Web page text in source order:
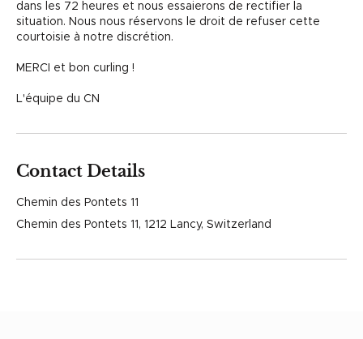
dans les 72 heures et nous essaierons de rectifier la
situation. Nous nous réservons le droit de refuser cette
courtoisie à notre discrétion.
MERCI et bon curling !
L'équipe du CN
Contact Details
Chemin des Pontets 11
Chemin des Pontets 11, 1212 Lancy, Switzerland